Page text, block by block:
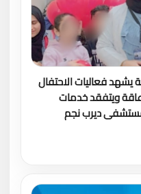
يشهد فعاليات الاحتفال
ويتفقد خدمات
ديرب نجم